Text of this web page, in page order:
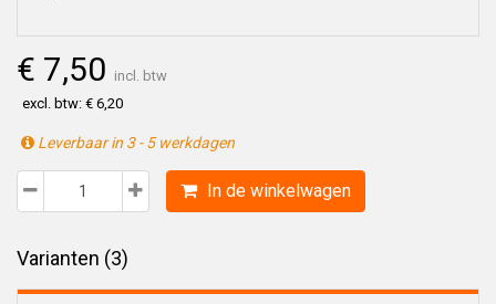
€ 7,50 incl. btw
excl. btw: € 6,20
Leverbaar in 3 - 5 werkdagen
In de winkelwagen
Varianten (3)